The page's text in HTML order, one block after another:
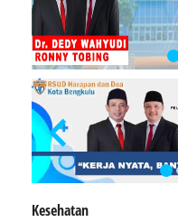
Kesehatan